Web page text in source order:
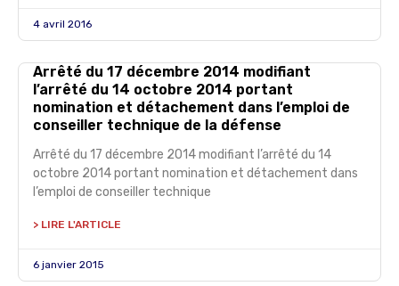
4 avril 2016
Arrêté du 17 décembre 2014 modifiant
l’arrêté du 14 octobre 2014 portant
nomination et détachement dans l’emploi de
conseiller technique de la défense
Arrêté du 17 décembre 2014 modifiant l’arrêté du 14
octobre 2014 portant nomination et détachement dans
l’emploi de conseiller technique
> LIRE L'ARTICLE
6 janvier 2015